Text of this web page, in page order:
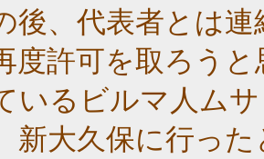
後、代表者とは
度許可を取ろう
いるビルマ人ム
新大久保に行っ